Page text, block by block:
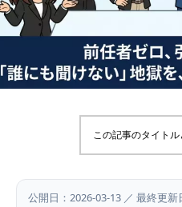
この記事のタイト
公開日：2026-03-13 ／ 最終更新